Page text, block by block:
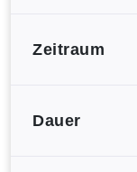
Zeitraum
Dauer